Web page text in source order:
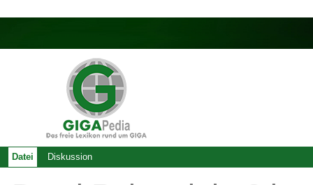
Datei Diskussion